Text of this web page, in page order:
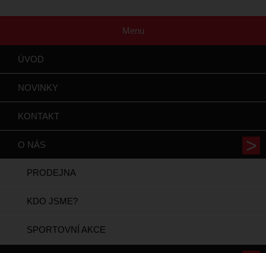
Menu
ÚVOD
NOVINKY
KONTAKT
O NÁS
PRODEJNA
KDO JSME?
SPORTOVNÍ AKCE